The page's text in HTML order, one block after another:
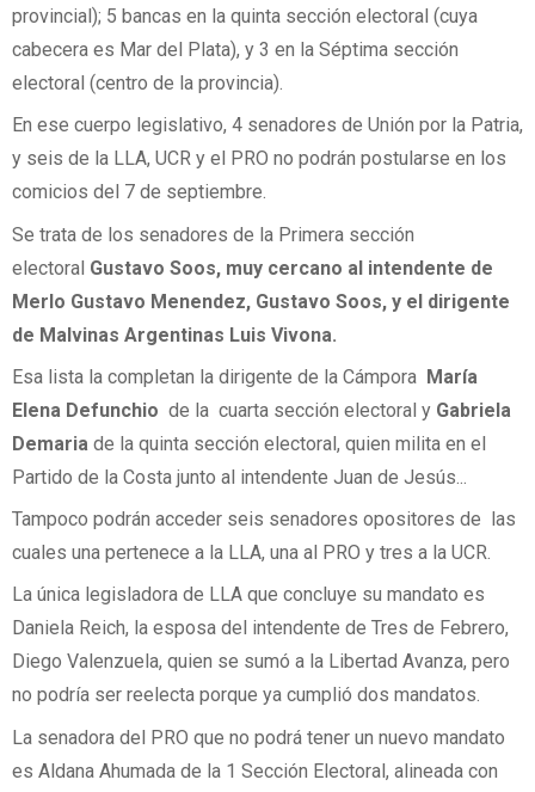
provincial); 5 bancas en la quinta sección electoral (cuya
cabecera es Mar del Plata), y 3 en la Séptima sección
electoral (centro de la provincia).
En ese cuerpo legislativo, 4 senadores de Unión por la Patria,
y seis de la LLA, UCR y el PRO no podrán postularse en los
comicios del 7 de septiembre.
Se trata de los senadores de la Primera sección
electoral Gustavo Soos, muy cercano al intendente de
Merlo Gustavo Menendez, Gustavo Soos, y el dirigente
de Malvinas Argentinas Luis Vivona.
Esa lista la completan la dirigente de la Cámpora María
Elena Defunchio de la cuarta sección electoral y Gabriela
Demaria de la quinta sección electoral, quien milita en el
Partido de la Costa junto al intendente Juan de Jesús...
Tampoco podrán acceder seis senadores opositores de las
cuales una pertenece a la LLA, una al PRO y tres a la UCR.
La única legisladora de LLA que concluye su mandato es
Daniela Reich, la esposa del intendente de Tres de Febrero,
Diego Valenzuela, quien se sumó a la Libertad Avanza, pero
no podría ser reelecta porque ya cumplió dos mandatos.
La senadora del PRO que no podrá tener un nuevo mandato
es Aldana Ahumada de la 1 Sección Electoral, alineada con